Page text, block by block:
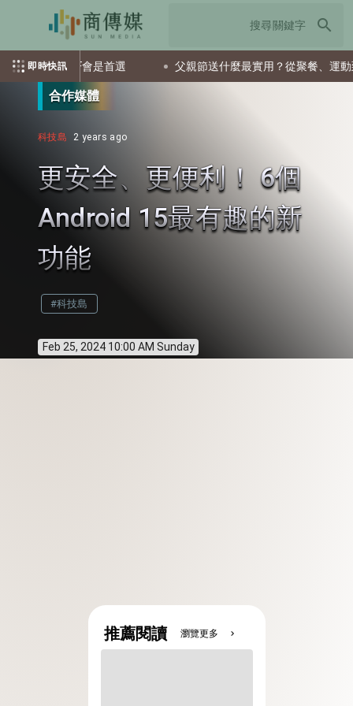
search
即時快訊
這兩檔ETF會是首選 父親節送什麼最實用？從聚餐、運動
合作媒體
科技島 2 years ago
更安全、更便利！ 6個
Android 15最有趣的新
功能
#科技島
Feb 25, 2024 10:00 AM Sunday
推薦閱讀 瀏覽更多 chevron_right